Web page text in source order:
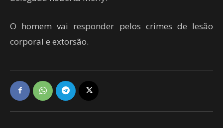
O homem vai responder pelos crimes de lesão
corporal e extorsão.